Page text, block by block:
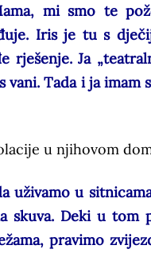
mi smo te
Iris je tu s
Ja
Tada i ja imam
u njihovom
uživamo u
Deki u tom
pravimo